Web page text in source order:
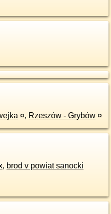
¤, Rzeszów - Grybów ¤
, brod v powiat sanocki